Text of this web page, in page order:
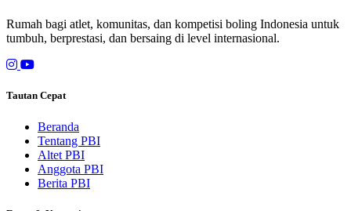
Rumah bagi atlet, komunitas, dan kompetisi boling Indonesia untuk
tumbuh, berprestasi, dan bersaing di level internasional.
Tautan Cepat
Beranda
Tentang PBI
Altet PBI
Anggota PBI
Berita PBI